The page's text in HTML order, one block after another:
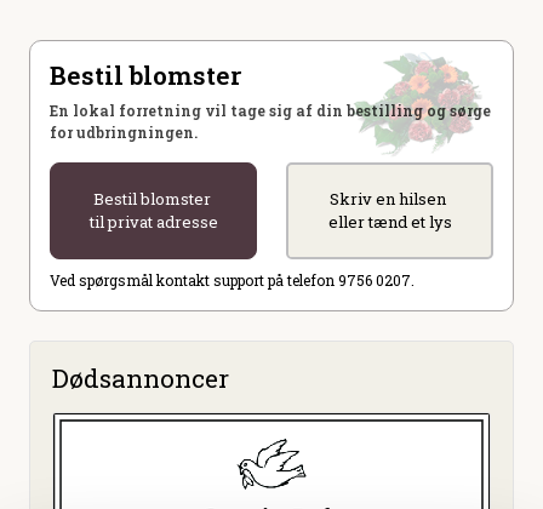
Bestil blomster
En lokal forretning vil tage sig af din bestilling og sørge
for udbringningen.
Bestil blomster
til privat adresse
Skriv en hilsen
eller tænd et lys
Ved spørgsmål kontakt support på telefon 9756 0207.
Dødsannoncer